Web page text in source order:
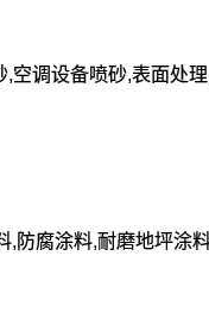
调设备喷砂,表面处
,防腐涂料,耐磨地坪涂